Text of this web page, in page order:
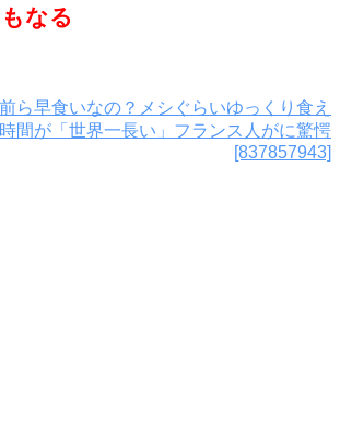
なる
ら早食いなの？メシぐらいゆっくり食え
間が「世界一長い」フランス人がに驚愕
[837857943]